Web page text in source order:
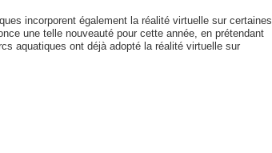
incorporent également la réalité virtuelle sur certaines
une telle nouveauté pour cette année, en prétendant
aquatiques ont déjà adopté la réalité virtuelle sur